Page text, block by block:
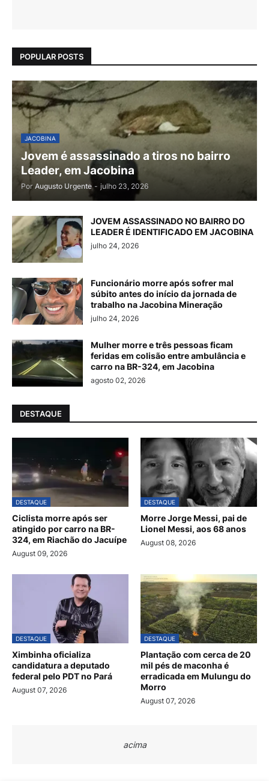
POPULAR POSTS
JACOBINA
Jovem é assassinado a tiros no bairro
Leader, em Jacobina
Por Augusto Urgente - julho 23, 2026
JOVEM ASSASSINADO NO BAIRRO DO
LEADER É IDENTIFICADO EM JACOBINA
julho 24, 2026
Funcionário morre após sofrer mal
súbito antes do início da jornada de
trabalho na Jacobina Mineração
julho 24, 2026
Mulher morre e três pessoas ficam
feridas em colisão entre ambulância e
carro na BR-324, em Jacobina
agosto 02, 2026
DESTAQUE
DESTAQUE
Ciclista morre após ser
atingido por carro na BR-
324, em Riachão do Jacuípe
August 09, 2026
DESTAQUE
Morre Jorge Messi, pai de
Lionel Messi, aos 68 anos
August 08, 2026
DESTAQUE
Ximbinha oficializa
candidatura a deputado
federal pelo PDT no Pará
August 07, 2026
DESTAQUE
Plantação com cerca de 20
mil pés de maconha é
erradicada em Mulungu do
Morro
August 07, 2026
acima